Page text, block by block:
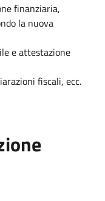
finanziaria,
la nuova
e attestazione
fiscali, ecc.